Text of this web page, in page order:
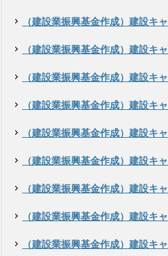
（建設業振興基金作成）建設
（建設業振興基金作成）建設
（建設業振興基金作成）建設
（建設業振興基金作成）建設
（建設業振興基金作成）建設
（建設業振興基金作成）建設
（建設業振興基金作成）建設
（建設業振興基金作成）建設
（建設業振興基金作成）建設